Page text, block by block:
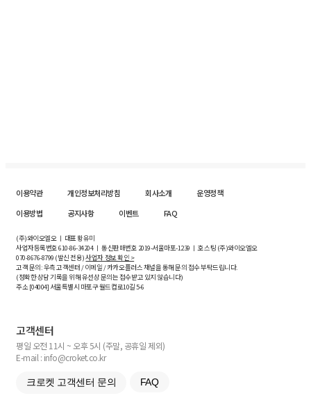
이용약관 개인정보처리방침 회사소개
운영정책
이용방법
공지사항 이벤트 FAQ
(주)와이오엘오 ㅣ 대표 황유미
사업자등록번호610-86-34204ㅣ 통신판매번호 2019-서울마포-1239 ㅣ 호스팅 (주)와이오엘오
070-8676-8799 (발신 전용)사업자 정보 확인 >
고객 문의: 우측 고객센터 / 이메일 / 카카오플러스 채널을 통해 문의 접수 부탁드립니다.
(정확한 상담 기록을 위해 유선상 문의는 접수받고 있지 않습니다)
주소 [04004] 서울특별시 마포구 월드컵로10길5-6
고객센터
평일 오전 11시 ~ 오후 5시 (주말, 공휴일 제외)
E-mail : info@croket.co.kr
크로켓 고객센터 문의 FAQ